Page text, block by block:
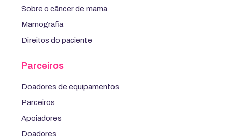
Sobre o câncer de mama
Mamografia
Direitos do paciente
Parceiros
Doadores de equipamentos
Parceiros
Apoiadores
Doadores